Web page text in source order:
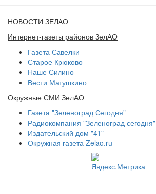
НОВОСТИ ЗЕЛАО
Интернет-газеты районов ЗелАО
Газета Савелки
Старое Крюково
Наше Силино
Вести Матушкино
Окружные СМИ ЗелАО
Газета "Зеленоград Сегодня"
Радиокомпания "Зеленоград сегодня"
Издательский дом "41"
Окружная газета Zelao.ru